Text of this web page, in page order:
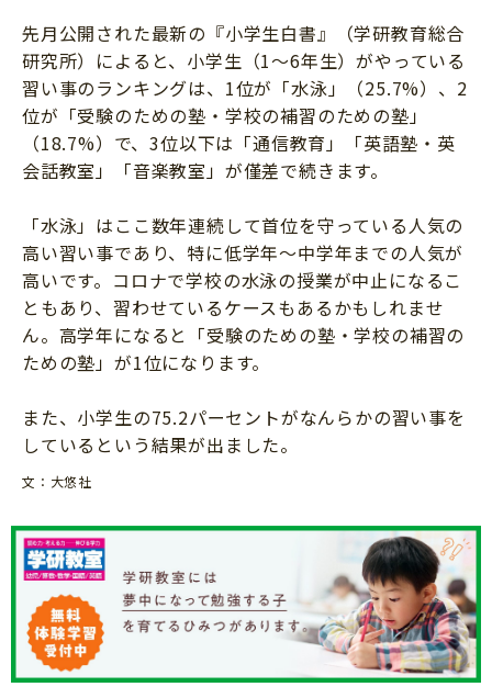
読書感想文
本・読書
運動・あそび・ゲーム
英語
知育
おでかけ
家族
料理
マネー
先月公開された最新の『小学生白書』（学研教育総合
研究所）によると、小学生（1～6年生）がやっている
習い事のランキングは、1位が「水泳」（25.7%）、2
位が「受験のための塾・学校の補習のための塾」
（18.7%）で、3位以下は「通信教育」「英語塾・英
会話教室」「音楽教室」が僅差で続きます。
「水泳」はここ数年連続して首位を守っている人気の
高い習い事であり、特に低学年～中学年までの人気が
高いです。コロナで学校の水泳の授業が中止になるこ
ともあり、習わせているケースもあるかもしれませ
ん。高学年になると「受験のための塾・学校の補習の
ための塾」が1位になります。
また、小学生の75.2パーセントがなんらかの習い事を
しているという結果が出ました。
文：大悠社